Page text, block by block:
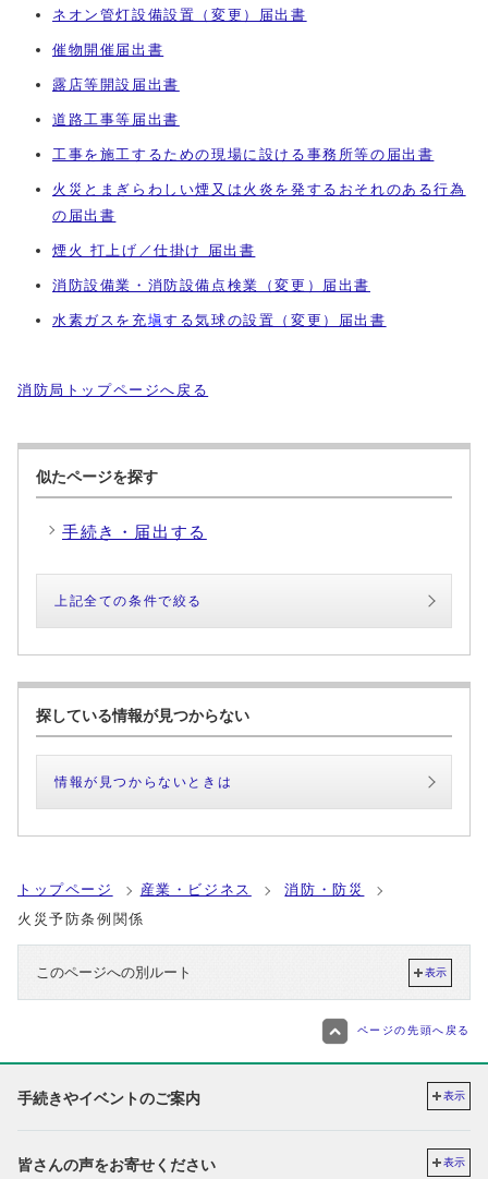
ネオン管灯設備設置（変更）届出書
催物開催届出書
露店等開設届出書
道路工事等届出書
工事を施工するための現場に設ける事務所等の届出書
火災とまぎらわしい煙又は火炎を発するおそれのある行為
の届出書
煙火 打上げ／仕掛け 届出書
消防設備業・消防設備点検業（変更）届出書
水素ガスを充塡する気球の設置（変更）届出書
消防局トップページへ戻る
似たページを探す
手続き・届出する
上記全ての条件で絞る
探している情報が見つからない
情報が見つからないときは
トップページ 産業・ビジネス
消防・防災
火災予防条例関係
このページへの別ルート 表示
ページの先頭へ戻る
手続きやイベントのご案内 表示
皆さんの声をお寄せください 表示